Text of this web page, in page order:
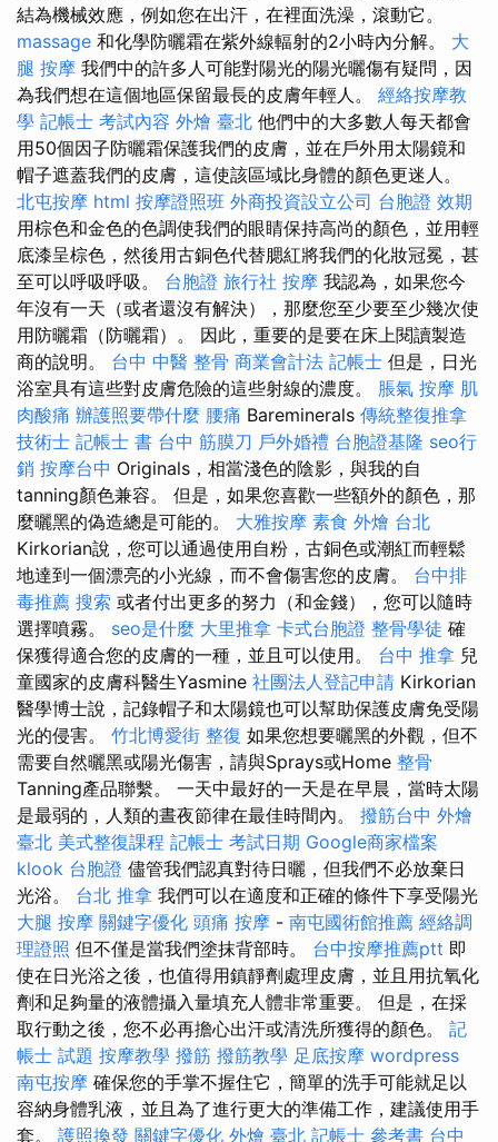
結為機械效應，例如您在出汗，在裡面洗澡，滾動它。
massage 和化學防曬霜在紫外線輻射的2小時內分解。 大
腿 按摩 我們中的許多人可能對陽光的陽光曬傷有疑問，因
為我們想在這個地區保留最長的皮膚年輕人。 經絡按摩教
學 記帳士 考試內容 外燴 臺北 他們中的大多數人每天都會
用50個因子防曬霜保護我們的皮膚，並在戶外用太陽鏡和
帽子遮蓋我們的皮膚，這使該區域比身體的顏色更迷人。
北屯按摩 html 按摩證照班 外商投資設立公司 台胞證 效期
用棕色和金色的色調使我們的眼睛保持高尚的顏色，並用輕
底漆呈棕色，然後用古銅色代替腮紅將我們的化妝冠冕，甚
至可以呼吸呼吸。 台胞證 旅行社 按摩 我認為，如果您今
年沒有一天（或者還沒有解決），那麼您至少要至少幾次使
用防曬霜（防曬霜）。 因此，重要的是要在床上閱讀製造
商的說明。 台中 中醫 整骨 商業會計法 記帳士 但是，日光
浴室具有這些對皮膚危險的這些射線的濃度。 脹氣 按摩 肌
肉酸痛 辦護照要帶什麼 腰痛 Bareminerals 傳統整復推拿
技術士 記帳士 書 台中 筋膜刀 戶外婚禮 台胞證基隆 seo行
銷 按摩台中 Originals，相當淺色的陰影，與我的自
tanning顏色兼容。 但是，如果您喜歡一些額外的顏色，那
麼曬黑的偽造總是可能的。 大雅按摩 素食 外燴 台北
Kirkorian說，您可以通過使用自粉，古銅色或潮紅而輕鬆
地達到一個漂亮的小光線，而不會傷害您的皮膚。 台中排
毒推薦 搜索 或者付出更多的努力（和金錢），您可以隨時
選擇噴霧。 seo是什麼 大里推拿 卡式台胞證 整骨學徒 確
保獲得適合您的皮膚的一種，並且可以使用。 台中 推拿 兒
童國家的皮膚科醫生Yasmine 社團法人登記申請 Kirkorian
醫學博士說，記錄帽子和太陽鏡也可以幫助保護皮膚免受陽
光的侵害。 竹北博愛街 整復 如果您想要曬黑的外觀，但不
需要自然曬黑或陽光傷害，請與Sprays或Home 整骨
Tanning產品聯繫。 一天中最好的一天是在早晨，當時太陽
是最弱的，人類的晝夜節律在最佳時間內。 撥筋台中 外燴
臺北 美式整復課程 記帳士 考試日期 Google商家檔案
klook 台胞證 儘管我們認真對待日曬，但我們不必放棄日
光浴。 台北 推拿 我們可以在適度和正確的條件下享受陽光
大腿 按摩 關鍵字優化 頭痛 按摩 - 南屯國術館推薦 經絡調
理證照 但不僅是當我們塗抹背部時。 台中按摩推薦ptt 即
使在日光浴之後，也值得用鎮靜劑處理皮膚，並且用抗氧化
劑和足夠量的液體攝入量填充人體非常重要。 但是，在採
取行動之後，您不必再擔心出汗或清洗所獲得的顏色。 記
帳士 試題 按摩教學 撥筋 撥筋教學 足底按摩 wordpress
南屯按摩 確保您的手掌不握住它，簡單的洗手可能就足以
容納身體乳液，並且為了進行更大的準備工作，建議使用手
套。 護照換發 關鍵字優化 外燴 臺北 記帳士 參考書 台中